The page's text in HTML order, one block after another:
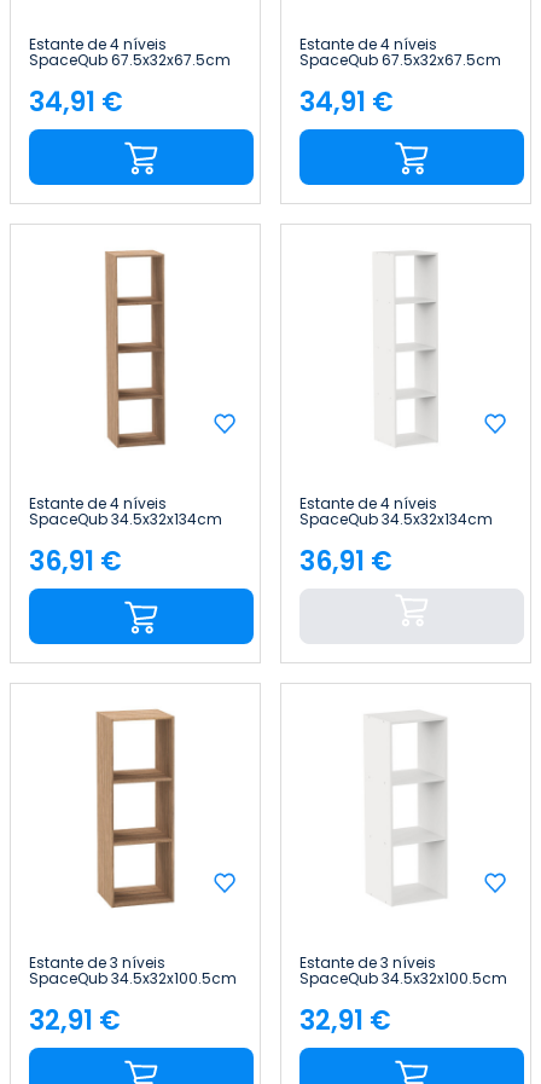
Estante de 4 níveis
SpaceQub 67.5x32x67.5cm
Preço
34,91 €
Estante de 4 níveis
SpaceQub 67.5x32x67.5cm
Preço
34,91 €
Estante de 4 níveis
SpaceQub 34.5x32x134cm
7house
Preço
36,91 €
Estante de 4 níveis
SpaceQub 34.5x32x134cm
7house
Preço
36,91 €
Estante de 3 níveis
SpaceQub 34.5x32x100.5cm
7house
Preço
32,91 €
Estante de 3 níveis
SpaceQub 34.5x32x100.5cm
7house
Preço
32,91 €